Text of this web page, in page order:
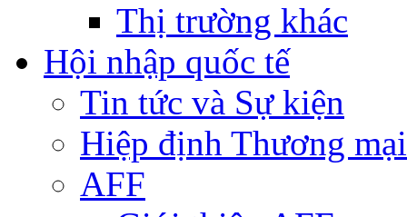
Thị trường khác
Hội nhập quốc tế
Tin tức và Sự kiện
Hiệp định Thương
AFF